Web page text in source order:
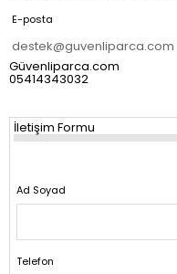
E-posta
destek@guvenliparca.com
Güvenliparca.com
05414343032
İletişim Formu
Ad Soyad
Telefon